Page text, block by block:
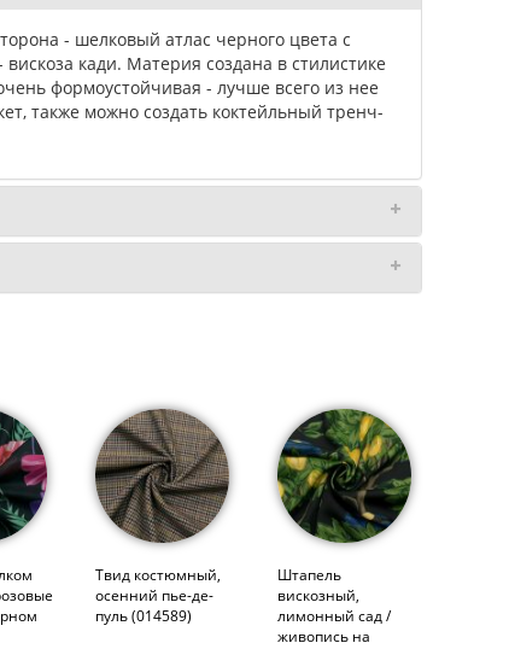
- шелковый атлас черного цвета с
кади. Материя создана в стилистике
формоустойчивая - лучше всего из нее
также можно создать коктейльный тренч-
Твид костюмный,
осенний пье-де-
пуль (014589)
Штапель
вискозный,
лимонный сад /
живопись на